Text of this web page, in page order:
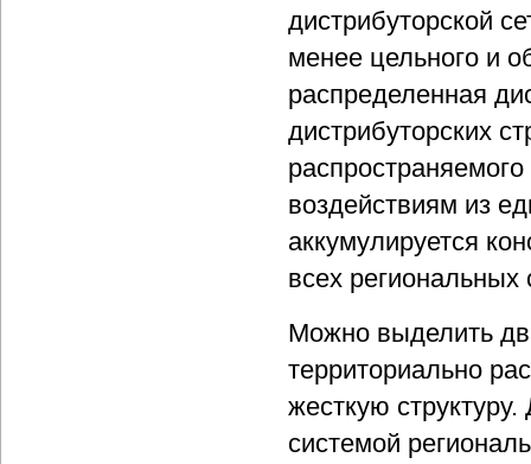
дистрибуторской
менее цельного и
распределенная
дистрибуторских
воздействиям из
аккумулируется
всех региональных
Можно выделить
территориально
жесткую
системой